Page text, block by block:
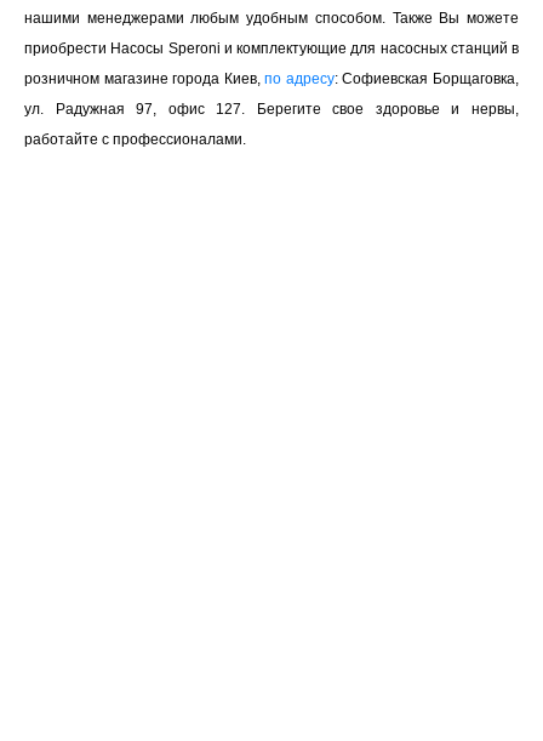
нашими менеджерами любым удобным способом. Также Вы можете
приобрести Насосы Speroni и комплектующие для насосных станций в
розничном магазине города Киев,по адресу: Софиевская Борщаговка,
ул. Радужная 97, офис 127. Берегите свое здоровье и нервы,
работайте с профессионалами.